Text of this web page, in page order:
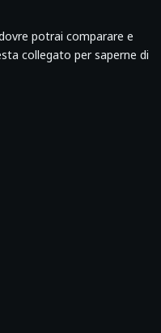
potrai comparare e
collegato per saperne di